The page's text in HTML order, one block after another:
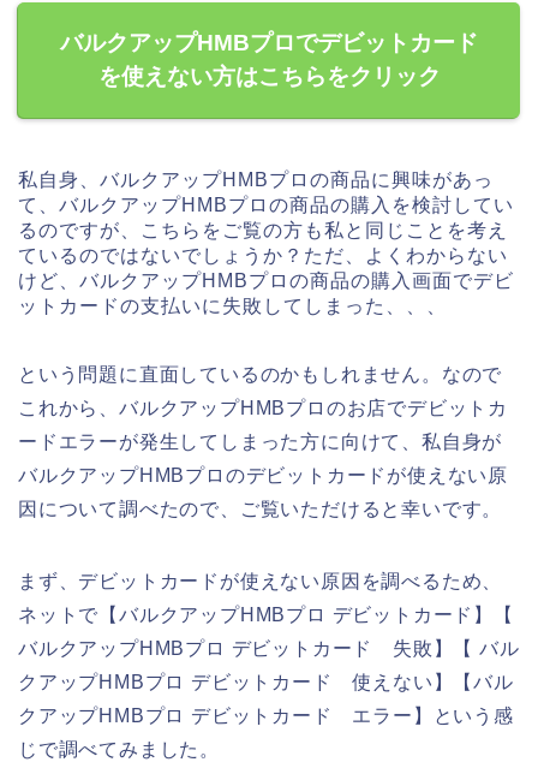
バルクアップHMBプロでデビットカード
を使えない方はこちらをクリック
私自身、バルクアップHMBプロの商品に興味があっ
て、バルクアップHMBプロの商品の購入を検討してい
るのですが、こちらをご覧の方も私と同じことを考え
ているのではないでしょうか？ただ、よくわからない
けど、バルクアップHMBプロの商品の購入画面でデビ
ットカードの支払いに失敗してしまった、、、
という問題に直面しているのかもしれません。なので
これから、バルクアップHMBプロのお店でデビットカ
ードエラーが発生してしまった方に向けて、私自身が
バルクアップHMBプロのデビットカードが使えない原
因について調べたので、ご覧いただけると幸いです。
まず、デビットカードが使えない原因を調べるため、
ネットで【バルクアップHMBプロ デビットカード】【
バルクアップHMBプロ デビットカード 失敗】【 バル
クアップHMBプロ デビットカード 使えない】【バル
クアップHMBプロ デビットカード エラー】という感
じで調べてみました。